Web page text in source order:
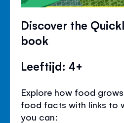
Discover the
book
Leeftijd: 4+
Explore how food
food facts with links to
you can: